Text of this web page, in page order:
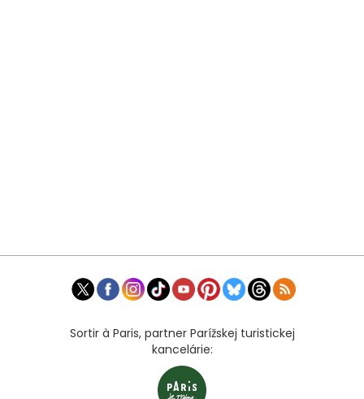
Sortir à Paris, partner Parížskej turistickej
kancelárie: